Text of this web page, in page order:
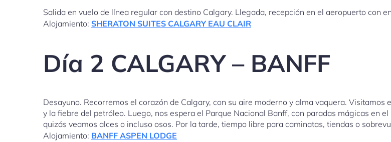
Salida en vuelo de línea regular con destino Calgary. Llegada, recepción en el aeropuerto con
Alojamiento: SHERATON SUITES CALGARY EAU CLAIR
Día 2 CALGARY – BANFF
Desayuno. Recorremos el corazón de Calgary, con su aire moderno y alma vaquera.
y la fiebre del petróleo. Luego, nos espera el Parque Nacional Banff, con paradas mágicas en
quizás veamos alces o incluso osos. Por la tarde, tiempo libre para caminatas, tiendas o
Alojamiento: BANFF ASPEN LODGE